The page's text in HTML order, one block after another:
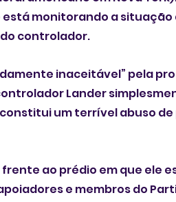
monitorando a situação
controlador.
inaceitável” pela
Lander
um terrível abuso de
ao prédio em que ele
e membros do